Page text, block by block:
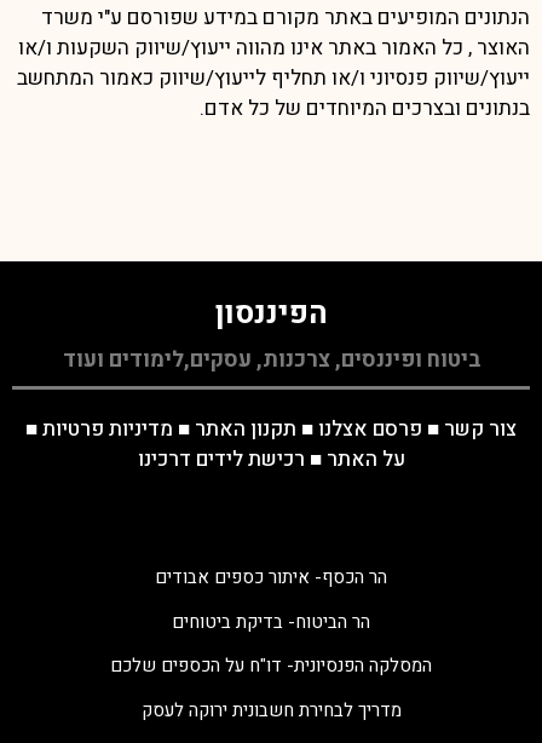
הנתונים המופיעים באתר מקורם במידע שפורסם ע"י משרד
האוצר , כל האמור באתר אינו מהווה ייעוץ/שיווק השקעות ו/או
ייעוץ/שיווק פנסיוני ו/או תחליף לייעוץ/שיווק כאמור המתחשב
בנתונים ובצרכים המיוחדים של כל אדם.
הפיננסון
ביטוח ופיננסים, צרכנות, עסקים,לימודים ועוד
צור קשר ■ פרסם אצלנו ■ תקנון האתר ■ מדיניות פרטיות■
על האתר ■ רכישת לידים דרכינו
הר הכסף- איתור כספים אבודים
הר הביטוח- בדיקת ביטוחים
המסלקה הפנסיונית- דו"ח על הכספים שלכם
מדריך לבחירת חשבונית ירוקה לעסק